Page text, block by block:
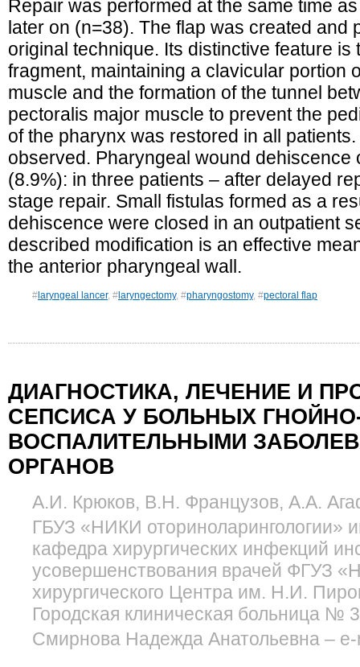
Repair was performed at the same time
later on (n=38). The flap was created and
original technique. Its distinctive feature is
fragment, maintaining a clavicular portion
muscle and the formation of the tunnel
pectoralis major muscle to prevent the
of the pharynx was restored in all
observed. Pharyngeal wound dehiscence
(8.9%): in three patients – after delayed
stage repair. Small fistulas formed as a
dehiscence were closed in an outpatient
described modification is an effective
the anterior pharyngeal wall.
# laryngeal lancer, # laryngectomy, #pharyngostomy, #pectoral flap
ДИАГНОСТИКА, ЛЕЧЕНИЕ И
СЕПСИСА У БОЛЬНЫХ
ВОСПАЛИТЕЛЬНЫМИ
ОРГАНОВ
А.И. Крюков, В.Н. Французов, А.А.
ГБУЗ «НИКИ оториноларингологии»
кафедра хирургических инфекций
усовершенствования врачей ФГУЗ
хирургического Центра им. Н.И.
Городская клиническая больница №
Смирнова Надежда Анатольевна –